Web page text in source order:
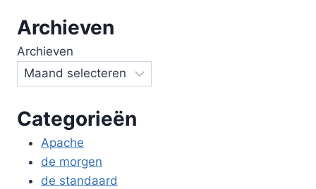
Archieven
Archieven
Categorieën
Apache
de morgen
de standaard